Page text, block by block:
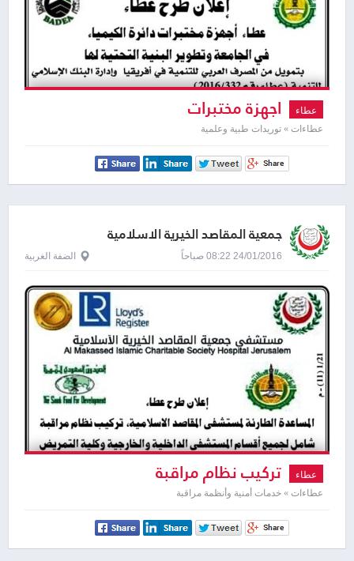
عطاء اجهزة مختبرات
عطاءات » توريدات طبية وعلمية
جمعية المقاصد الخيرية الاسلامية
24/01/2016 08:22 صباحاً الضفة الغربية
عطاء تركيب نظام مراقبة
عطاءات » خدمات أمنية وأنظمة مراقبة